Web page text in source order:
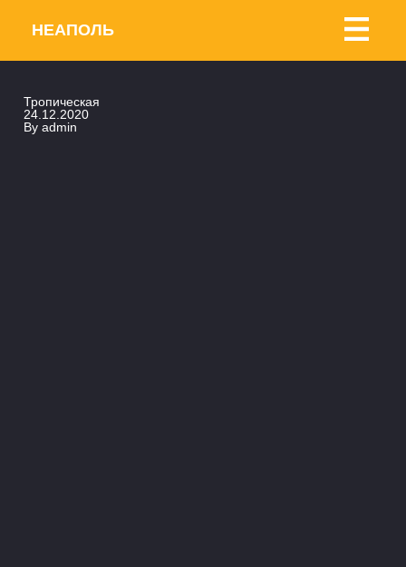
НЕАПОЛЬ
Тропическая
24.12.2020
Byadmin